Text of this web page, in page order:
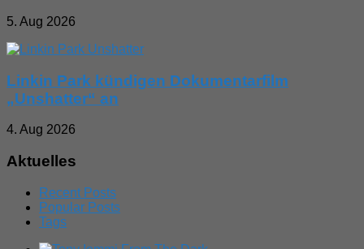
5. Aug 2026
Linkin Park kündigen Dokumentarfilm
„Unshatter“ an
4. Aug 2026
Aktuelles
Recent Posts
Popular Posts
Tags